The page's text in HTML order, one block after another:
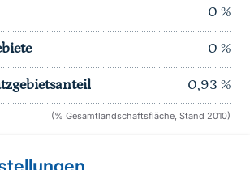
0 %
0 %
0,93 %
(% Gesamtlandschaftsfläche, Stand 2010)